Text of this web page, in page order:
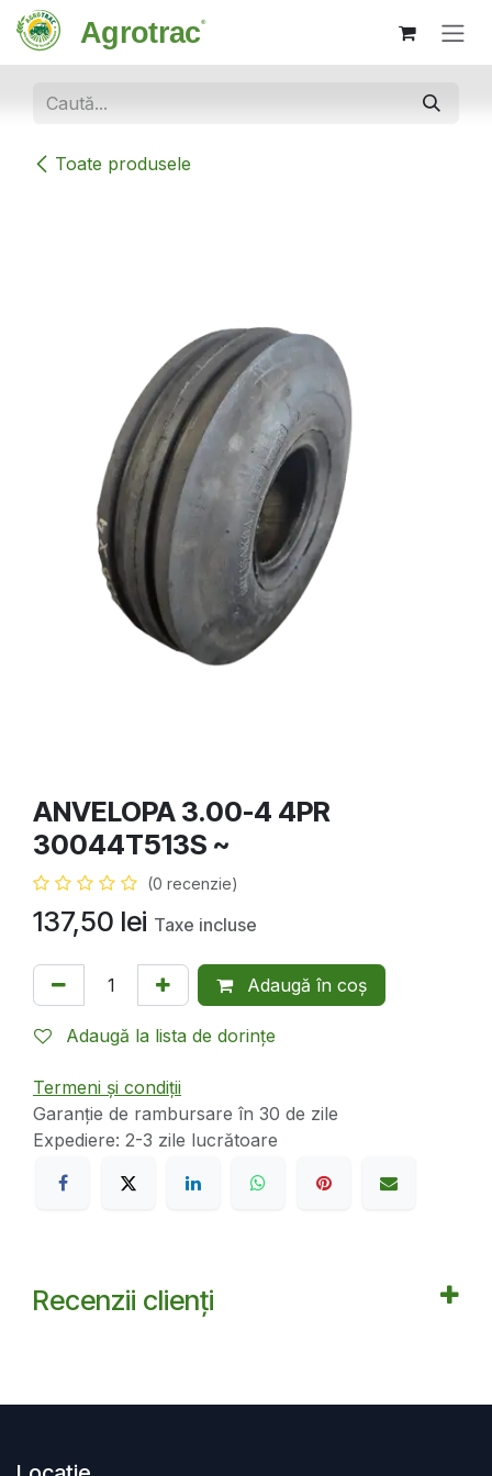
Sari la conținut
Toate produsele
ANVELOPA 3.00-4 4PR
30044T513S ~
(0 recenzie)
137,50 lei Taxe incluse
Adaugă în coș
Adaugă la lista de dorințe
Termeni și condiții
Garanție de rambursare în 30 de zile
Expediere: 2-3 zile lucrătoare
Recenzii clienți